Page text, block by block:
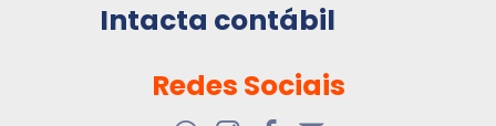
Intacta contábil
Redes Sociais